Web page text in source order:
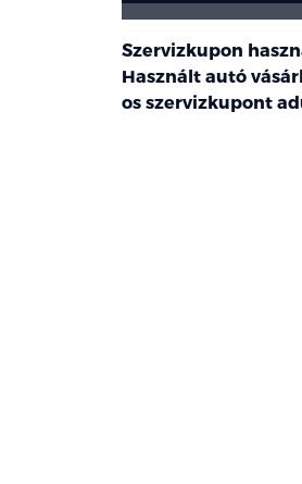
Szervizkupon
Használt autó
os szervizkupont